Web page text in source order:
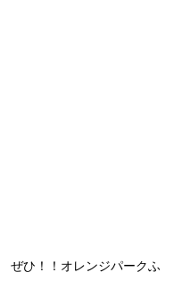
ぜひ！！オレンジパークふ